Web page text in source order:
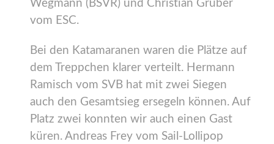
Wegmann (BSVR) und Christian Gruber
vom ESC.
Bei den Katamaranen waren die Plätze auf
dem Treppchen klarer verteilt. Hermann
Ramisch vom SVB hat mit zwei Siegen
auch den Gesamtsieg ersegeln können. Auf
Platz zwei konnten wir auch einen Gast
küren. Andreas Frey vom Sail-Lollipop